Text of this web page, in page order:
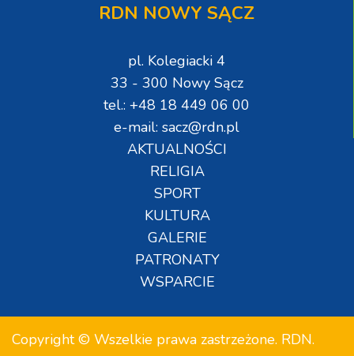
RDN NOWY SĄCZ
pl. Kolegiacki 4
33 - 300 Nowy Sącz
tel.: +48 18 449 06 00
e-mail: sacz@rdn.pl
AKTUALNOŚCI
RELIGIA
SPORT
KULTURA
GALERIE
PATRONATY
WSPARCIE
Copyright © Wszelkie prawa zastrzeżone. RDN.